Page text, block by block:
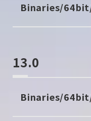
Binaries/
13.0
Binaries/